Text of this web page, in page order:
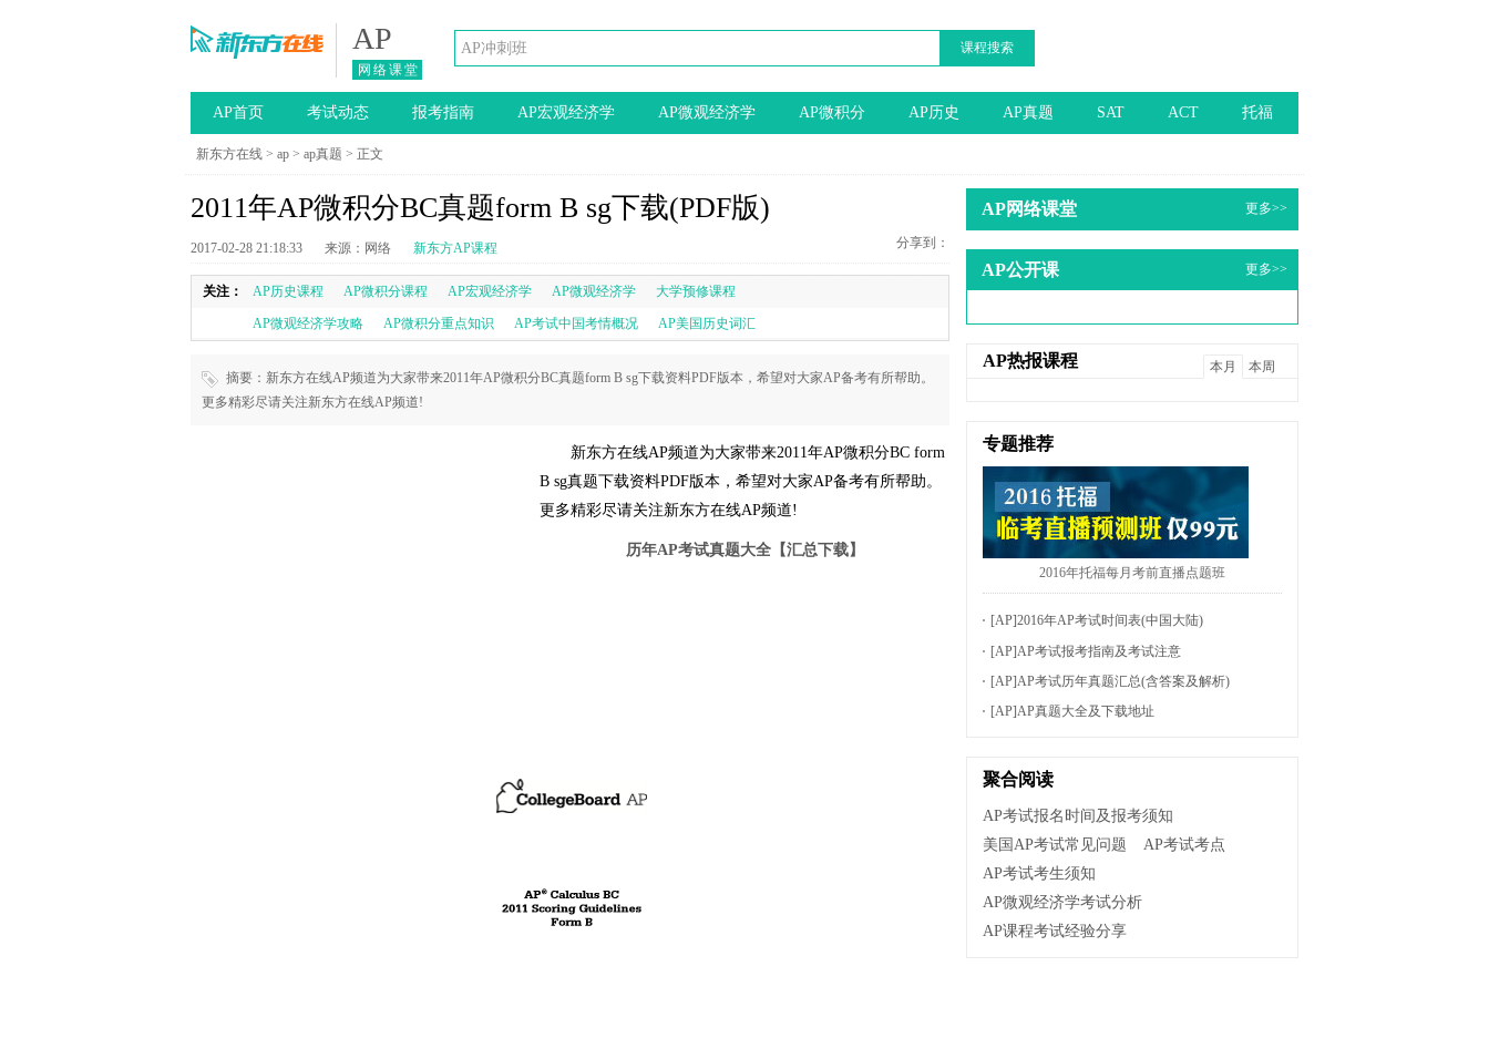
AP
网络课堂
课程搜索
AP首页 考试动态 报考指南 AP宏观经济学 AP微观经济学 AP微积分 AP历史 AP真题 SAT ACT 托福
新东方在线 > ap > ap真题 > 正文
2011年AP微积分BC真题form B sg下载(PDF版)
2017-02-28 21:18:33 来源：网络 新东方AP课程 分享到：
关注： AP历史课程 AP微积分课程 AP宏观经济学 AP微观经济学 大学预修课程
AP微观经济学攻略 AP微积分重点知识 AP考试中国考情概况 AP美国历史词汇
摘要：新东方在线AP频道为大家带来2011年AP微积分BC真题form B sg下载资料PDF版本，希望对大家AP备考有所帮助。
更多精彩尽请关注新东方在线AP频道!
新东方在线AP频道为大家带来2011年AP微积分BC form
B sg真题下载资料PDF版本，希望对大家AP备考有所帮助。
更多精彩尽请关注新东方在线AP频道!
历年AP考试真题大全【汇总下载】
AP网络课堂 更多>>
AP公开课 更多>>
AP热报课程 本月 本周
专题推荐
2016年托福每月考前直播点题班
[AP]2016年AP考试时间表(中国大陆)
[AP]AP考试报考指南及考试注意
[AP]AP考试历年真题汇总(含答案及解析)
[AP]AP真题大全及下载地址
聚合阅读
AP考试报名时间及报考须知
美国AP考试常见问题
AP考试考点
AP考试考生须知
AP微观经济学考试分析
AP课程考试经验分享